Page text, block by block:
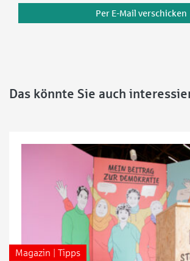
Per E-Mail verschicken
Das könnte Sie auch
Magazin | Tipps